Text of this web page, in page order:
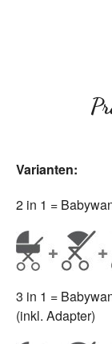
Varianten:
2 in 1 =
3 in 1 =
(inkl. Adapter)